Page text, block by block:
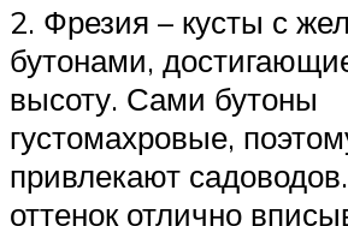
2. Фрезия – кусты с
бутонами,
высоту. Сами бутоны
густомахровые,
привлекают
оттенок отлично